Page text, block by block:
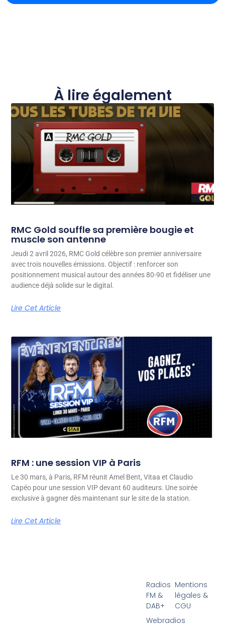
À lire également
RMC Gold souffle sa première bougie et
muscle son antenne
Jeudi 2 avril 2026, RMC Gold célèbre son premier anniversaire
avec trois nouvelles émissions. Objectif : renforcer son
positionnement musical autour des années 80-90 et fidéliser une
audience déjà solide sur le digital.
Lire Cet Article
RFM : une session VIP à Paris
Le 30 mars, à Paris, RFM réunit Amel Bent, Vitaa et Claudio
Capéo pour une session VIP devant 60 auditeurs. Une soirée
exclusive à gagner dès maintenant sur le site de la station.
Lire Cet Article
Radios
FM &
DAB+
Webradios
Mentions
légales &
CGU